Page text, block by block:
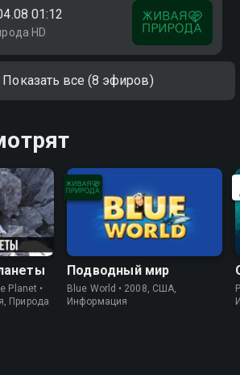
01:12
HD
Показать все (8 эфиров)
Planet •
Природа
Подводный мир
Blue World • 2008, США,
Информация